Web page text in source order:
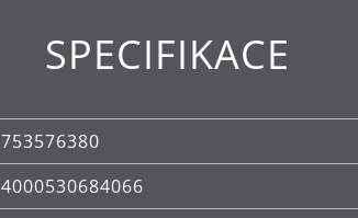
SPECIFIKACE
753576380
4000530684066